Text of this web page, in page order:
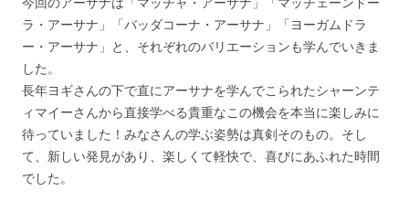
ラ・アーサナ」「バッダコーナ・アーサナ」「ヨーガムドラ
ー・アーサナ」と、それぞれのバリエーションも学んでいきま
した。
長年ヨギさんの下で直にアーサナを学んでこられたシャーンテ
ィマイーさんから直接学べる貴重なこの機会を本当に楽しみに
待っていました！みなさんの学ぶ姿勢は真剣そのもの。そし
て、新しい発見があり、楽しくて軽快で、喜びにあふれた時間
でした。